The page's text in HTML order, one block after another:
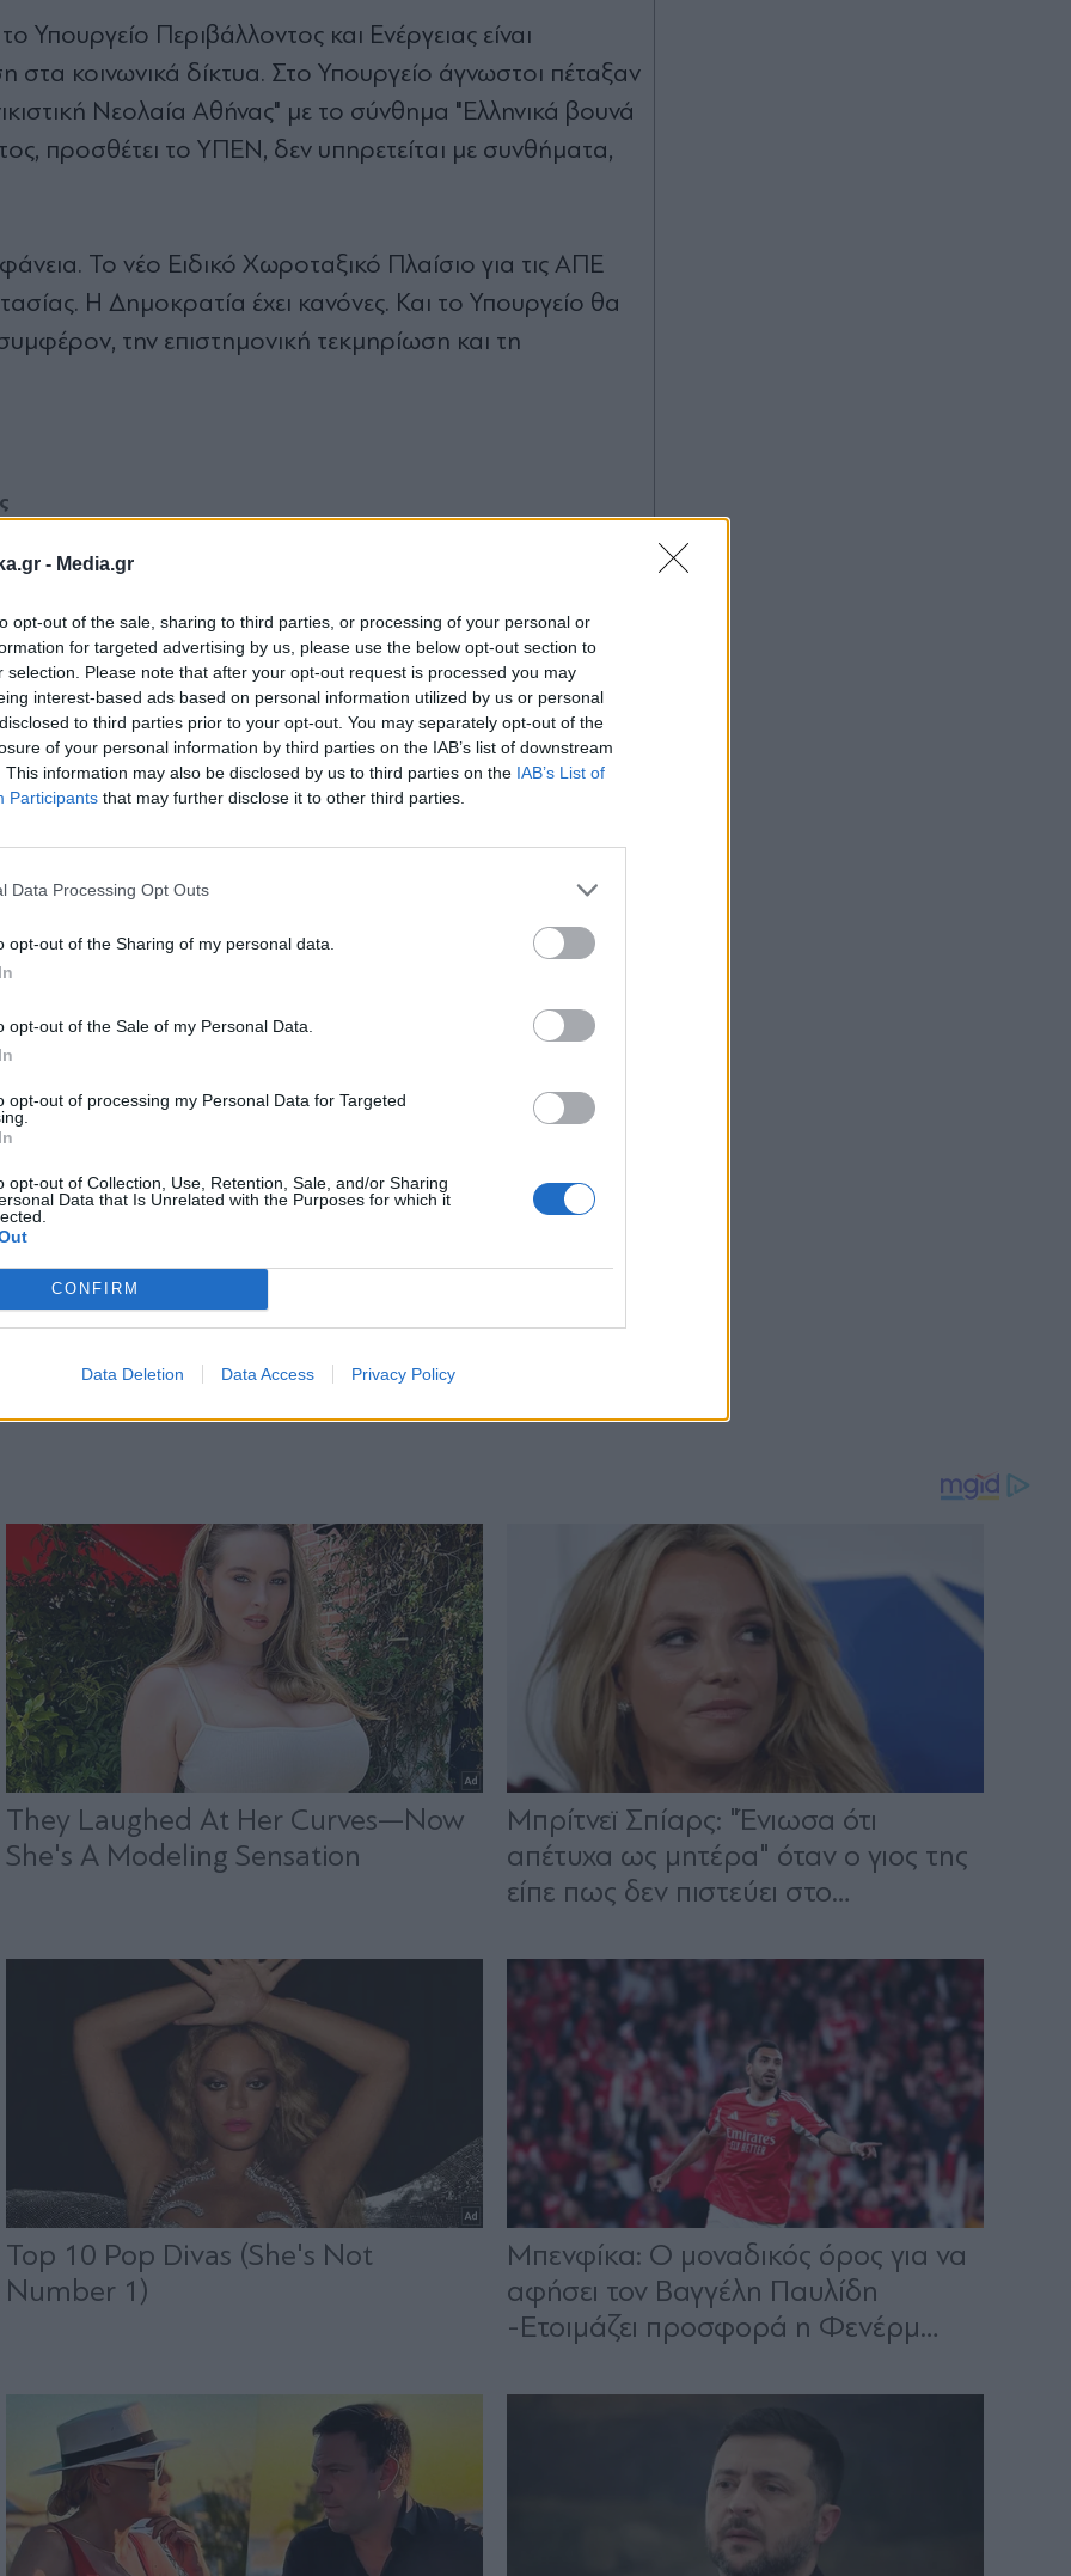
- Media.gr
opt-out of the sale, sharing to third parties, or processing of your personal or
for targeted advertising by us, please use the below opt-out section to
selection. Please note that after your opt-out request is processed you may
interest-based ads based on personal information utilized by us or personal
to third parties prior to your opt-out. You may separately opt-out of the
of your personal information by third parties on the IAB’s list of downstream
This information may also be disclosed by us to third parties on the IAB’s List of
Participants that may further disclose it to other third parties.
Data Processing Opt Outs
opt-out of the Sharing of my personal data.
opt-out of the Sale of my Personal Data.
opt-out of processing my Personal Data for Targeted
opt-out of Collection, Use, Retention, Sale, and/or Sharing
Data that Is Unrelated with the Purposes for which it
CONFIRM
Data Deletion Data Access Privacy Policy
Περιβάλλοντος και Ενέργειας είναι
κοινωνικά δίκτυα. Στο Υπουργείο άγνωστοι πέταξαν
Νεολαία Αθήνας" με το σύνθημα "Ελληνικά βουνά
προσθέτει το ΥΠΕΝ, δεν υπηρετείται με συνθήματα,
Το νέο Ειδικό Χωροταξικό Πλαίσιο για τις ΑΠΕ
Η Δημοκρατία έχει κανόνες. Και το Υπουργείο θα
την επιστημονική τεκμηρίωση και τη
μας στο
facebook
Ακολουθήστε μας στο
twitter
NEWSROOM
για το νερό:
70 παρόχων με
ΕΥΑΘ -
Παπασταύρου
της ΝΔ για τη
PARAPOLITIKA NEWSROOM
συνέδριο της ΕΑΓΜΕ: "Η
αξιοποίηση του ορυκτού
newsletter
Αποδέχομαι τουςόρους χρήσης